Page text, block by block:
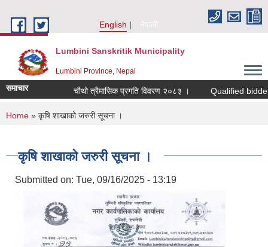
English
नेपाली
Lumbini Sanskritik Municipality
Lumbini Province, Nepal
समाचार चौथो त्रैमासिक प्रगति विवरण २०८३ । Qualified bidders in
You are here
Home » कृषि शाखाको जरुरी सूचना ।
कृषि शाखाको जरुरी सूचना ।
Submitted on: Tue, 09/16/2025 - 13:19